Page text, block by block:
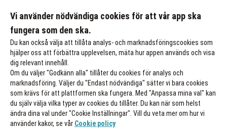
Gäller på ordinarie pris
Vi använder nödvändiga cookies för att vår app ska
fungera som den ska.
Du kan också välja att tillåta analys- och marknadsföringscookies som
hjälper oss att förbättra upplevelsen, mäta hur appen används och visa
dig relevant innehåll.
Om du väljer "Godkänn alla" tillåter du cookies för analys och
marknadsföring. Väljer du "Endast nödvändiga" sätter vi bara cookies
som krävs för att plattformen ska fungera. Med "Anpassa mina val" kan
du själv välja vilka typer av cookies du tillåter. Du kan när som helst
ändra dina val under "Cookie Inställningar". Vill du veta mer om hur vi
använder kakor, se vår Cookie policy